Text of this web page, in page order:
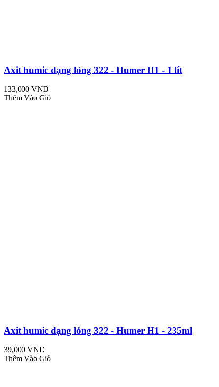
Axit humic dạng lỏng 322 - Humer H1 - 1 lít
133,000 VND
Thêm Vào Giỏ
Axit humic dạng lỏng 322 - Humer H1 - 235ml
39,000 VND
Thêm Vào Giỏ